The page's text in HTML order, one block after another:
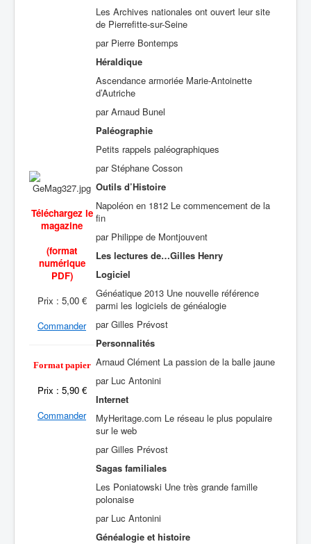
Téléchargez le
magazine
(format
numérique
PDF)
Prix : 5,00 €
Commander
Format papier
Prix : 5,90 €
Commander
Les Archives nationales ont ouvert leur site
de Pierrefitte-sur-Seine
par Pierre Bontemps
Héraldique
Ascendance armoriée Marie-Antoinette
d’Autriche
par Arnaud Bunel
Paléographie
Petits rappels paléographiques
par Stéphane Cosson
Outils d’Histoire
Napoléon en 1812 Le commencement de la
fin
par Philippe de Montjouvent
Les lectures de…Gilles Henry
Logiciel
Généatique 2013 Une nouvelle référence
parmi les logiciels de généalogie
par Gilles Prévost
Personnalités
Arnaud Clément La passion de la balle jaune
par Luc Antonini
Internet
MyHeritage.com Le réseau le plus populaire
sur le web
par Gilles Prévost
Sagas familiales
Les Poniatowski Une très grande famille
polonaise
par Luc Antonini
Généalogie et histoire